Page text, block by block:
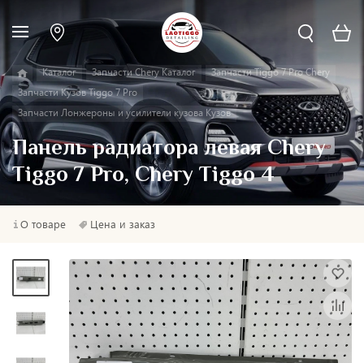
Каталог Запчасти Chery Каталог
Запчасти Tiggo 7 Pro Chery
Запчасти Кузов Tiggo 7 Pro
Запчасти Лонжероны и усилители кузова Кузов
Панель радиатора левая Chery
Tiggo 7 Pro, Chery Tiggo 4
О товаре Цена и заказ